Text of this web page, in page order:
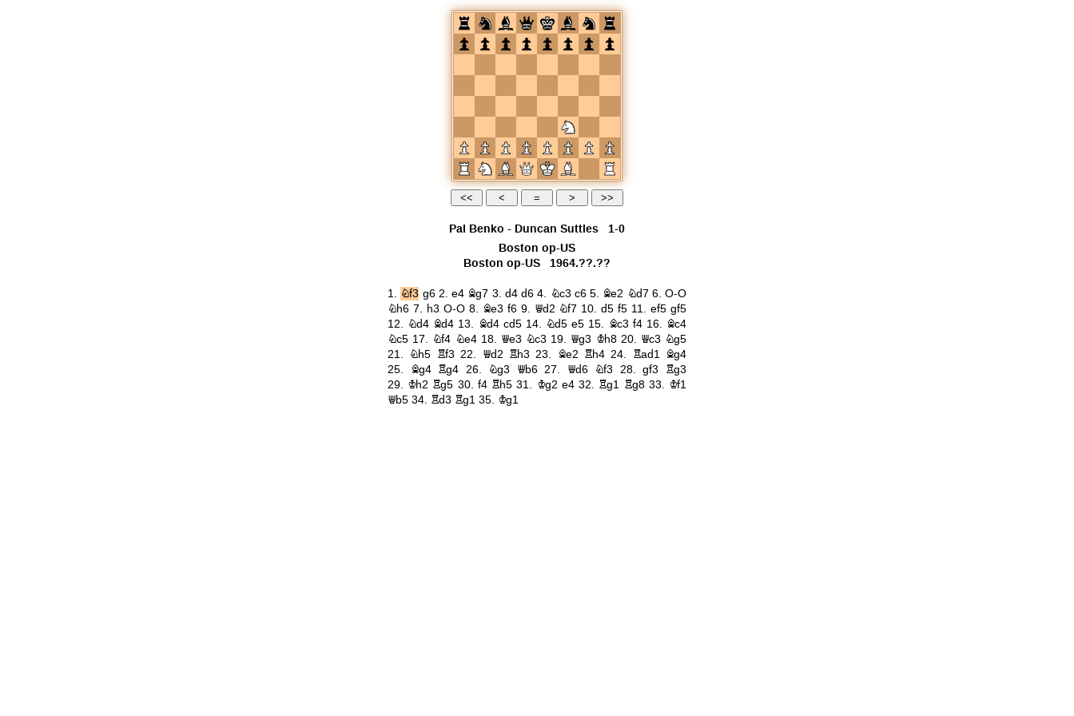
Pal Benko - Duncan Suttles
1-0
Boston op-US
Boston op-US
1964.??.??
1. Nf3 g6 2. e4 Bg7 3. d4 d6 4. Nc3 c6 5. Be2 Nd7 6. O-O
Nh6 7. h3 O-O 8. Be3 f6 9. Qd2 Nf7 10.d5 f5 11.ef5 gf5
12. Nd4 Bd4 13. Bd4 cd5 14. Nd5 e5 15. Bc3 f4 16. Bc4
Nc5 17. Nf4 Ne4 18. Qe3 Nc3 19. Qg3 Kh8 20. Qc3 Ng5
21. Nh5 Rf3 22. Qd2 Rh3 23. Be2 Rh4 24. Rad1 Bg4
25.
Bg4 Rg4 26. Ng3 Qb6 27. Qd6 Nf3 28.gf3 Rg3
29. Kh2 Rg5 30. f4 Rh5 31. Kg2 e4 32. Rg1 Rg8 33. Kf1
Qb5 34. Rd3 Rg1 35. Kg1